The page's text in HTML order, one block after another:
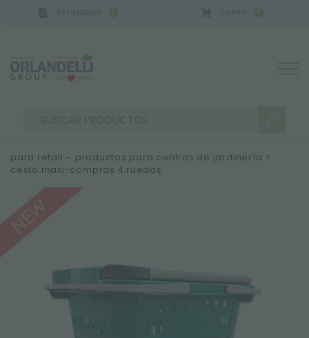
0 0
RESULTADOS DE LA BÚSQUEDA:
MÁS RESULTADOS PARA USTED:
para retail – productos para centros de jardinería >
cesto maxi-compras 4 ruedas